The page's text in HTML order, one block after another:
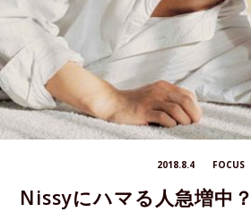
2018.8.4 FOCUS
Nissyにハマる人急増中